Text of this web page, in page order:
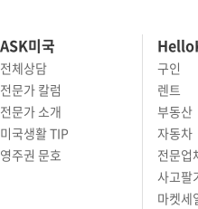
ASK미국
전체상담
전문가 칼럼
전문가 소개
구인
렌트
부동산
자동차
전문업